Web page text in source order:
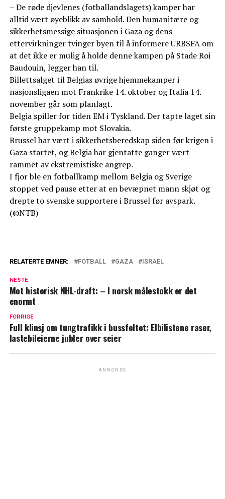
– De røde djevlenes (fotballandslagets) kamper har
alltid vært øyeblikk av samhold. Den humanitære og
sikkerhetsmessige situasjonen i Gaza og dens
ettervirkninger tvinger byen til å informere URBSFA om
at det ikke er mulig å holde denne kampen på Stade Roi
Baudouin, legger han til.
Billettsalget til Belgias øvrige hjemmekamper i
nasjonsligaen mot Frankrike 14. oktober og Italia 14.
november går som planlagt.
Belgia spiller for tiden EM i Tyskland. Der tapte laget sin
første gruppekamp mot Slovakia.
Brussel har vært i sikkerhetsberedskap siden før krigen i
Gaza startet, og Belgia har gjentatte ganger vært
rammet av ekstremistiske angrep.
I fjor ble en fotballkamp mellom Belgia og Sverige
stoppet ved pause etter at en bevæpnet mann skjøt og
drepte to svenske supportere i Brussel før avspark.
(©NTB)
RELATERTE EMNER: FOTBALL GAZA ISRAEL
NESTE
Mot historisk NHL-draft: – I norsk målestokk er det
enormt
FORRIGE
Full klinsj om tungtrafikk i bussfeltet: Elbilistene raser,
lastebileierne jubler over seier
ANNONSE